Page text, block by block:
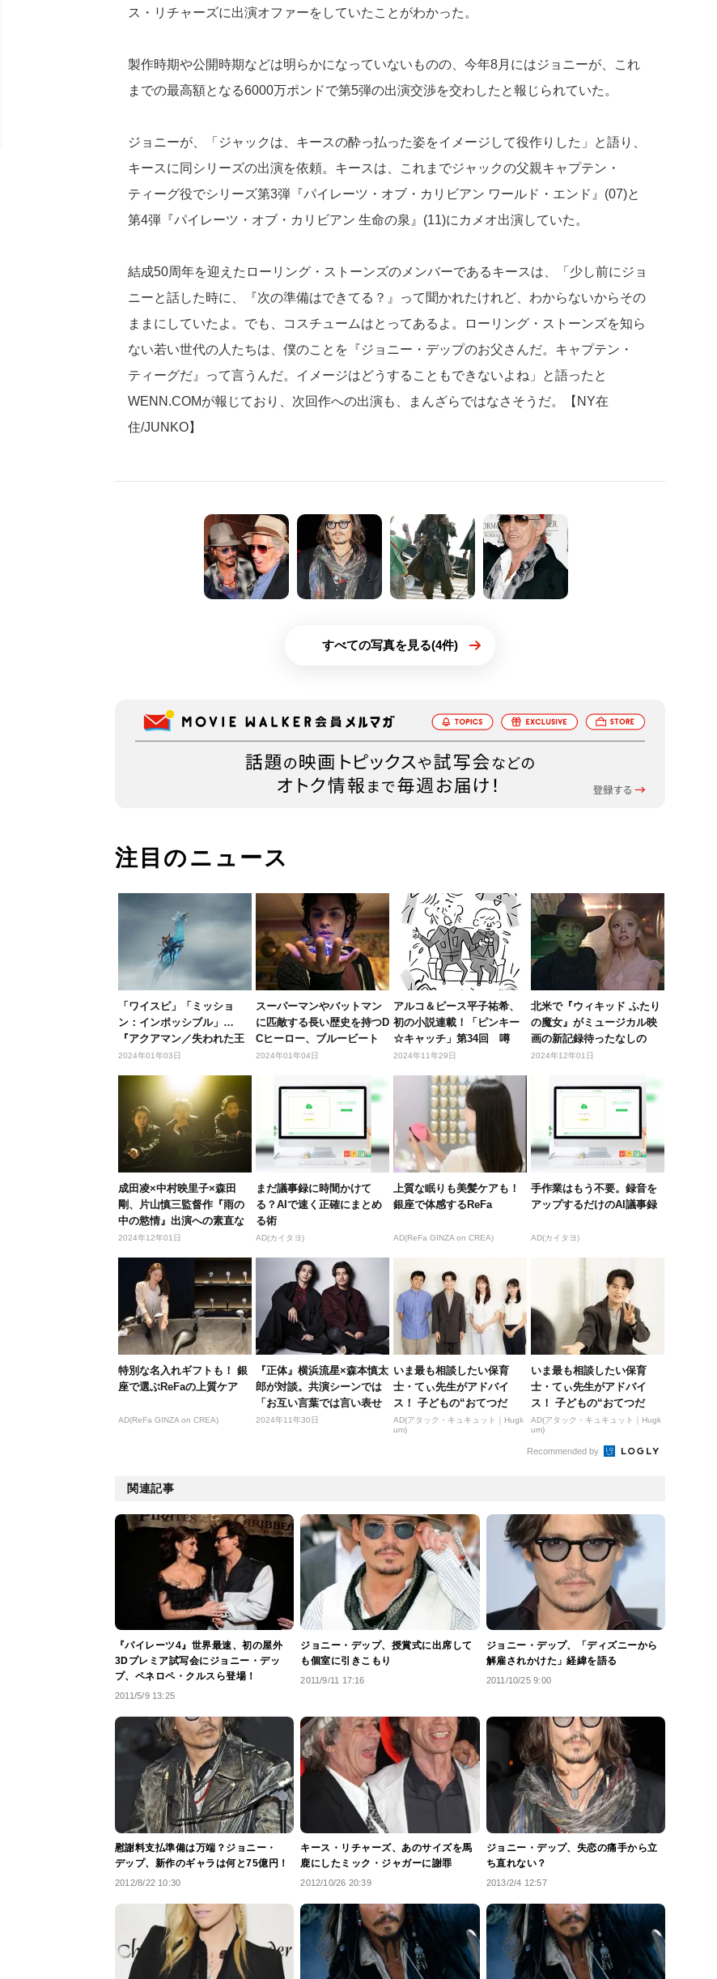
ス・リチャーズに出演オファーをしていたことがわかった。
製作時期や公開時期などは明らかになっていないものの、今年8月にはジョニーが、これ
までの最高額となる6000万ポンドで第5弾の出演交渉を交わしたと報じられていた。
ジョニーが、「ジャックは、キースの酔っ払った姿をイメージして役作りした」と語り、
キースに同シリーズの出演を依頼。キースは、これまでジャックの父親キャプテン・
ティーグ役でシリーズ第3弾『パイレーツ・オブ・カリビアン ワールド・エンド』(07)と
第4弾『パイレーツ・オブ・カリビアン 生命の泉』(11)にカメオ出演していた。
結成50周年を迎えたローリング・ストーンズのメンバーであるキースは、「少し前にジョ
ニーと話した時に、『次の準備はできてる？』って聞かれたけれど、わからないからその
ままにしていたよ。でも、コスチュームはとってあるよ。ローリング・ストーンズを知ら
ない若い世代の人たちは、僕のことを『ジョニー・デップのお父さんだ。キャプテン・
ティーグだ』って言うんだ。イメージはどうすることもできないよね」と語ったと
WENN.COMが報じており、次回作への出演も、まんざらではなさそうだ。【NY在
住/JUNKO】
すべての写真を見る(4件)
注目のニュース
「ワイスピ」「ミッショ
ン：インポッシブル」…
『アクアマン／失われた王
国』と一緒に...
2024年01年03日
スーパーマンやバットマン
に匹敵する長い歴史を持つD
Cヒーロー、ブルービート
ルって...
2024年01年04日
アルコ＆ピース平子祐希、
初の小説連載！「ピンキー
☆キャッチ」第34回 噂
2024年11年29日
北米で『ウィキッド ふたり
の魔女』がミュージカル映
画の新記録待ったなしの
オープニ...
2024年12年01日
成田凌×中村映里子×森田
剛、片山慎三監督作『雨の
中の慾情』出演への素直な
想いを吐...
2024年12年01日
まだ議事録に時間かけて
る？AIで速く正確にまとめ
る術
AD(カイタヨ)
上質な眠りも美髪ケアも！
銀座で体感するReFa
AD(ReFa GINZA on CREA)
手作業はもう不要。録音を
アップするだけのAI議事録
AD(カイタヨ)
特別な名入れギフトも！ 銀
座で選ぶReFaの上質ケア
AD(ReFa GINZA on CREA)
『正体』横浜流星×森本慎太
郎が対談。共演シーンでは
「お互い言葉では言い表せ
ないよ...
2024年11年30日
いま最も相談したい保育
士・てぃ先生がアドバイ
ス！ 子どもの“おてつだ
い”に、どん...
AD(アタック・キュキュット｜Hugk
um)
いま最も相談したい保育
士・てぃ先生がアドバイ
ス！ 子どもの“おてつだ
い”に、どん...
AD(アタック・キュキュット｜Hugk
um)
Recommended by
関連記事
『パイレーツ4』世界最速、初の屋外
3Dプレミア試写会にジョニー・デッ
プ、ペネロペ・クルスら登場！
2011/5/9 13:25
ジョニー・デップ、授賞式に出席して
も個室に引きこもり
2011/9/11 17:16
ジョニー・デップ、「ディズニーから
解雇されかけた」経緯を語る
2011/10/25 9:00
慰謝料支払準備は万端？ジョニー・
デップ、新作のギャラは何と75億円！
2012/8/22 10:30
キース・リチャーズ、あのサイズを馬
鹿にしたミック・ジャガーに謝罪
2012/10/26 20:39
ジョニー・デップ、失恋の痛手から立
ち直れない？
2013/2/4 12:57